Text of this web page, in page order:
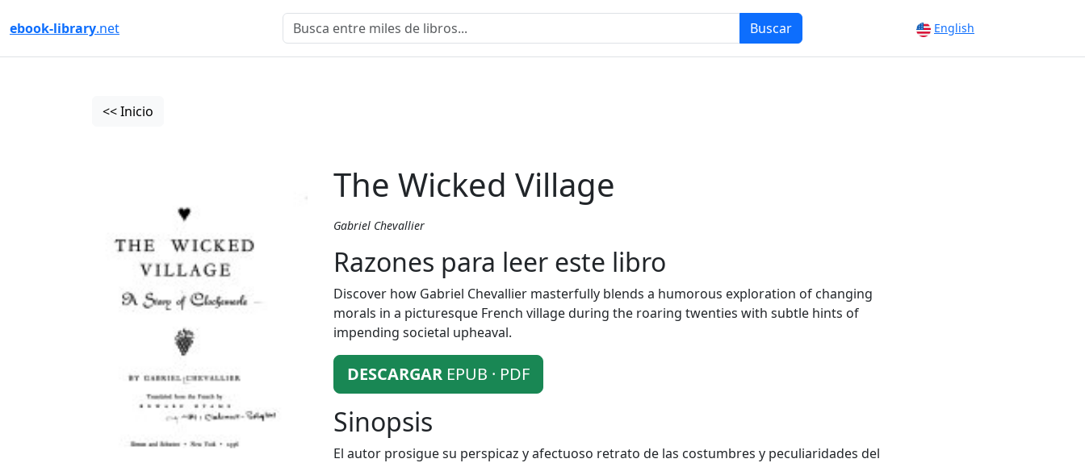
ebook-library.net Buscar English
<< Inicio
The Wicked Village
Gabriel Chevallier
Razones para leer este libro
Discover how Gabriel Chevallier masterfully blends a humorous exploration of changing
morals in a picturesque French village during the roaring twenties with subtle hints of
impending societal upheaval.
DESCARGAR EPUB · PDF
Sinopsis
El autor prosigue su perspicaz y afectuoso retrato de las costumbres y peculiaridades del